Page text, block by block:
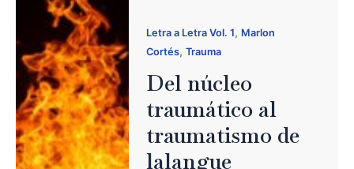
Letra a Letra Vol. 1, Marlon
Cortés, Trauma
Del núcleo
traumático al
traumatismo de
lalangue